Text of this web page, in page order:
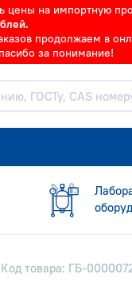
цены на импортную
продолжаем в
за понимание!
Код товара: ГБ-